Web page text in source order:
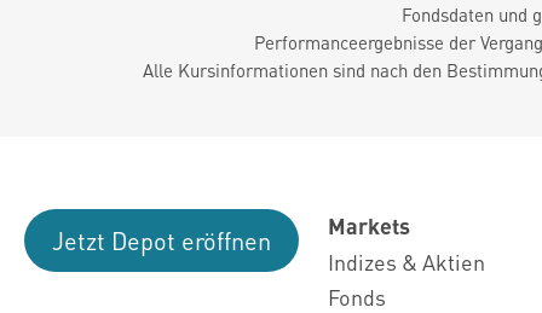
Fondsdaten und
Performanceergebnisse der
Alle Kursinformationen sind nach den
Jetzt Depot eröffnen
Markets
Indizes & Aktien
Fonds